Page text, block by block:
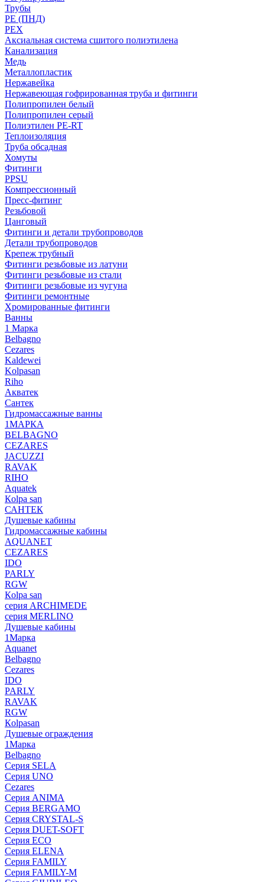
Трубы
PE (ПНД)
PEX
Аксиальная система сшитого полиэтилена
Канализация
Медь
Металлопластик
Нержавейка
Нержавеющая гофрированная труба и фитинги
Полипропилен белый
Полипропилен серый
Полиэтилен PE-RT
Теплоизоляция
Труба обсадная
Хомуты
Фитинги
PPSU
Компрессионный
Пресс-фитинг
Резьбовой
Цанговый
Фитинги и детали трубопроводов
Детали трубопроводов
Крепеж трубный
Фитинги резьбовые из латуни
Фитинги резьбовые из стали
Фитинги резьбовые из чугуна
Фитинги ремонтные
Хромированные фитинги
Ванны
1 Марка
Belbagno
Cezares
Kaldewei
Kolpasan
Riho
Акватек
Сантек
Гидромассажные ванны
1МАРКА
BELBAGNO
CEZARES
JACUZZI
RAVAK
RIHO
Аquatek
Кolpa san
САНТЕК
Душевые кабины
Гидромассажные кабины
AQUANET
CEZARES
IDO
PARLY
RGW
Кolpa san
серия ARCHIMEDE
серия MERLINO
Душевые кабины
1Марка
Aquanet
Belbagno
Cezares
IDO
PARLY
RAVAK
RGW
Кolpasan
Душевые ограждения
1Марка
Belbagno
Серия SELA
Серия UNO
Cezares
Серия ANIMA
Серия BERGAMO
Серия CRYSTAL-S
Серия DUET-SOFT
Серия ECO
Серия ELENA
Серия FAMILY
Серия FAMILY-M